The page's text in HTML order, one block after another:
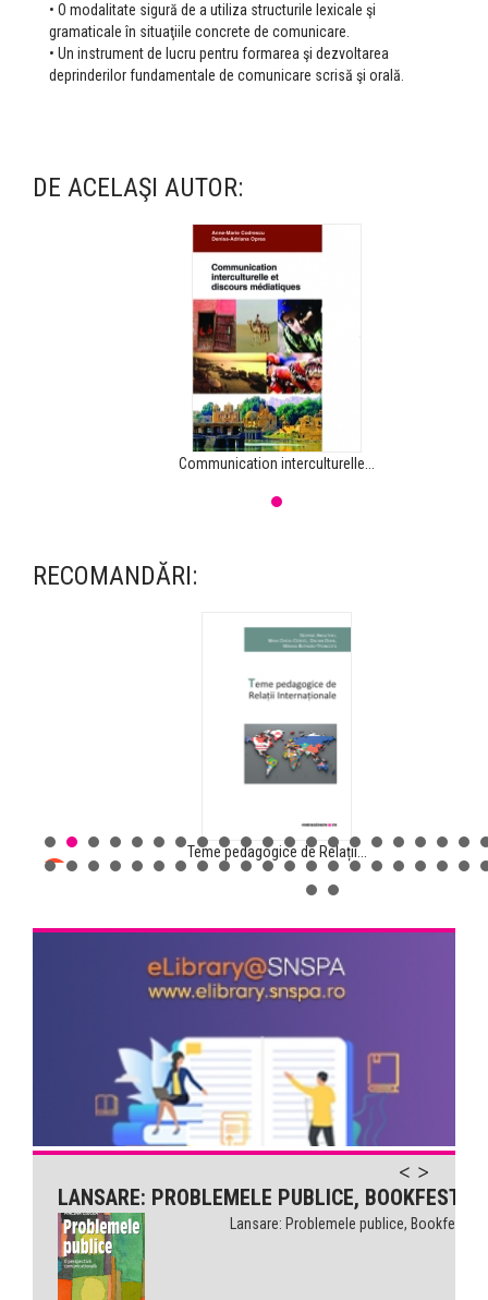
• O modalitate sigură de a utiliza structurile lexicale şi
gramaticale în situaţiile concrete de comunicare.
• Un instrument de lucru pentru formarea şi dezvoltarea
deprinderilor fundamentale de comunicare scrisă şi orală.
DE ACELAŞI AUTOR:
Communication interculturelle...
RECOMANDĂRI:
Teme pedagogice de Relații...
Comunicarea pentru sănătate...
LANSARE: PROBLEMELE PUBLICE, BOOKFEST
Lansare: Problemele publice, Bookfest